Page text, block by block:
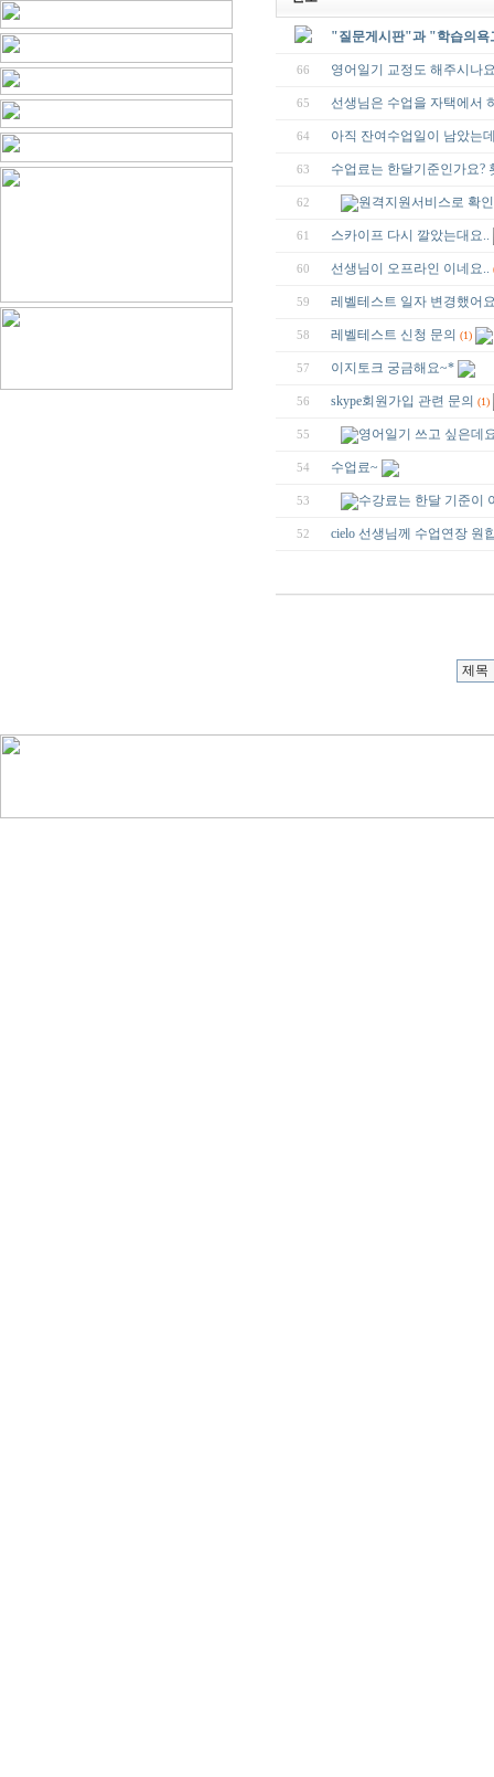
"질문게시판"과 "학습의욕
66 영어일기 교정도 해주시나
65 선생님은 수업을 자택에서
64 아직 잔여수업일이 남았는
63 수업료는 한달기준인가요?
62 원격지원서비스로 확
61 스카이프 다시 깔았는대요..
60 선생님이 오프라인 이네요..
59 레벨테스트 일자 변경했어
58 레벨테스트 신청 문의 (1)
57 이지토크 궁금해요~*
56 skype회원가입 관련 문의 (1)
55 영어일기 쓰고 싶은데
54 수업료~
53 수강료는 한달 기준이
52 cielo 선생님께 수업연장 원